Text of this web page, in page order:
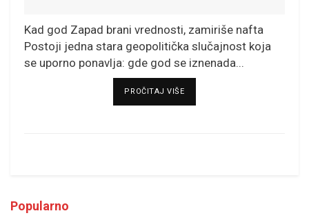
Kad god Zapad brani vrednosti, zamiriše nafta
Postoji jedna stara geopolitička slučajnost koja
se uporno ponavlja: gde god se iznenada...
PROČITAJ VIŠEDETAILS
Popularno